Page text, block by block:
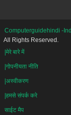
Computerguidehindi -
All Rights Reserved.
|मेरे बारे में
|गोपनीयता नीति
|अस्वीकरण
|हमसे संपर्क करे
साईट मैप